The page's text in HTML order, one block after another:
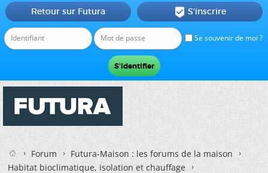
Se souvenir de moi ?
Retour sur Futura  S'inscrire
Forum
Futura-Maison : les forums de la maison
Habitat bioclimatique, isolation et chauffage